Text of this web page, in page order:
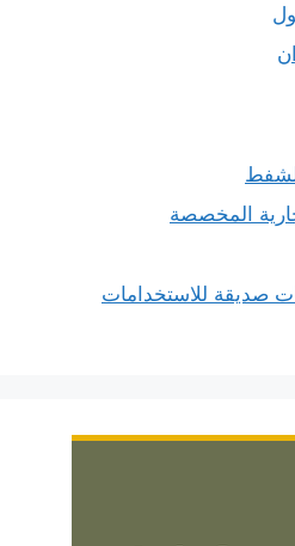
صديقة للاستخدامات